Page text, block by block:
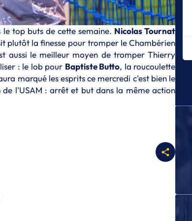
top buts de cette semaine. Nicolas Tournat
plutôt la finesse pour tromper le Chambérien
aussi le meilleur moyen de tromper Thierry
: le lob pour Baptiste Butto, la roucoulette
marqué les esprits ce mercredi c'est bien le
de l'USAM : arrêt et but dans la même action